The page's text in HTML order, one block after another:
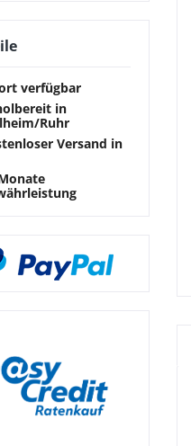
verfügbar
in
Ruhr
Versand in